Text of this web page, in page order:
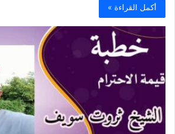
أكمل القراءة »